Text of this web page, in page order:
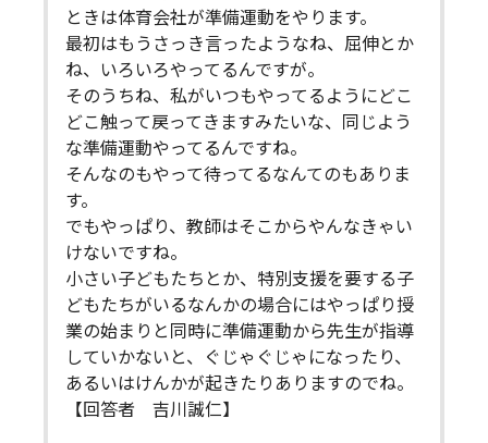
ときは体育会社が準備運動をやります。
最初はもうさっき言ったようなね、屈伸とか
ね、いろいろやってるんですが。
そのうちね、私がいつもやってるようにどこ
どこ触って戻ってきますみたいな、同じよう
な準備運動やってるんですね。
そんなのもやって待ってるなんてのもありま
す。
でもやっぱり、教師はそこからやんなきゃい
けないですね。
小さい子どもたちとか、特別支援を要する子
どもたちがいるなんかの場合にはやっぱり授
業の始まりと同時に準備運動から先生が指導
していかないと、ぐじゃぐじゃになったり、
あるいはけんかが起きたりありますのでね。
【回答者 吉川誠仁】